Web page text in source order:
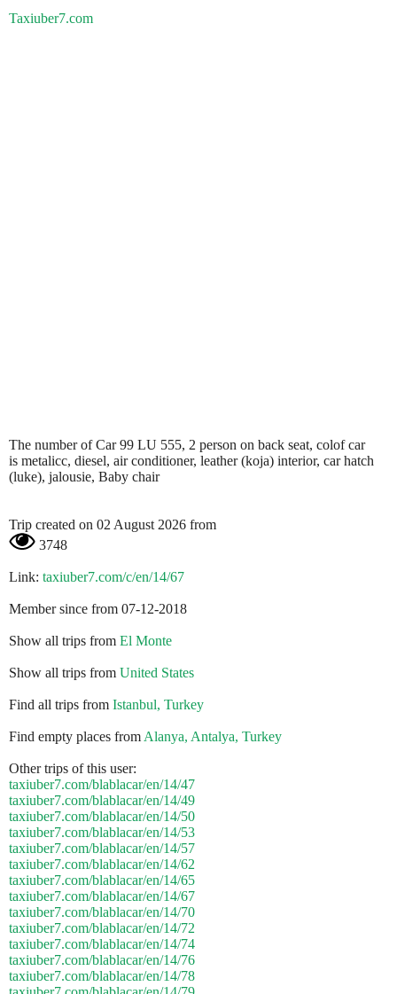
Taxiuber7.com
The number of Car 99 LU 555, 2 person on back seat, colof car
is metalicc, diesel, air conditioner, leather (koja) interior, car hatch
(luke), jalousie, Baby chair
Trip created on 02 August 2026 from
3748
Link: taxiuber7.com/c/en/14/67
Member since from 07-12-2018
Show all trips from El Monte
Show all trips from United States
Find all trips from Istanbul, Turkey
Find empty places from Alanya, Antalya, Turkey
Other trips of this user:
taxiuber7.com/blablacar/en/14/47
taxiuber7.com/blablacar/en/14/49
taxiuber7.com/blablacar/en/14/50
taxiuber7.com/blablacar/en/14/53
taxiuber7.com/blablacar/en/14/57
taxiuber7.com/blablacar/en/14/62
taxiuber7.com/blablacar/en/14/65
taxiuber7.com/blablacar/en/14/67
taxiuber7.com/blablacar/en/14/70
taxiuber7.com/blablacar/en/14/72
taxiuber7.com/blablacar/en/14/74
taxiuber7.com/blablacar/en/14/76
taxiuber7.com/blablacar/en/14/78